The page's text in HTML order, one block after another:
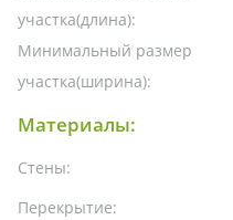
участка(длина):
Минимальный размер
участка(ширина):
Материалы:
Стены:
Перекрытие: